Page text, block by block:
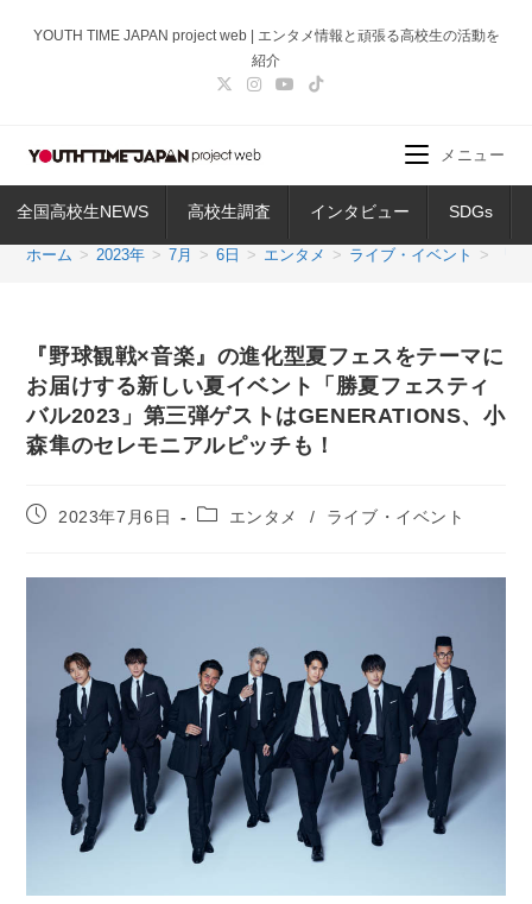
ス
ッ
YOUTH TIME JAPAN project web | エンタメ情報と頑張る高校生の活動を
紹介
全国高校生NEWS 高校生調査 インタビュー SDGs
メニュー
ホーム > 2023年 > 7月 > 6日 > エンタメ > ライブ・イベント >
『野球観戦×音楽』の進化型夏フェスをテーマに
お届けする新しい夏イベント「勝夏フェスティ
バル2023」第三弾ゲストはGENERATIONS、小
森隼のセレモニアルピッチも！
投
開
2023年7月6日
投
テ
エンタメ / ライブ・イベント